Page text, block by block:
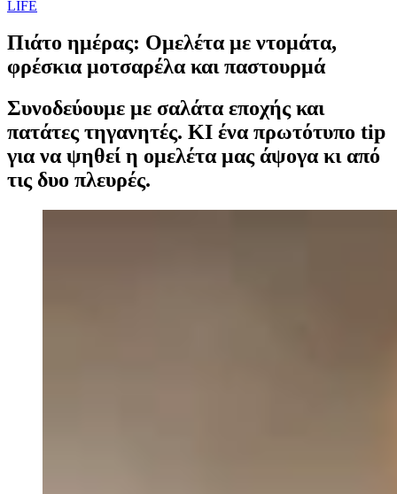
LIFE
Πιάτο ημέρας: Ομελέτα με ντομάτα,
φρέσκια μοτσαρέλα και παστουρμά
Συνοδεύουμε με σαλάτα εποχής και
πατάτες τηγανητές. ΚΙ ένα πρωτότυπο tip
για να ψηθεί η ομελέτα μας άψογα κι από
τις δυο πλευρές.